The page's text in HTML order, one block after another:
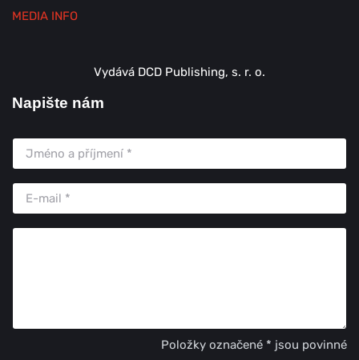
MEDIA INFO
Vydává DCD Publishing, s. r. o.
Napište nám
Položky označené * jsou povinné